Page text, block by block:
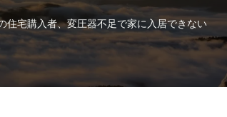
住宅購入者、変圧器不足で家に入居できない